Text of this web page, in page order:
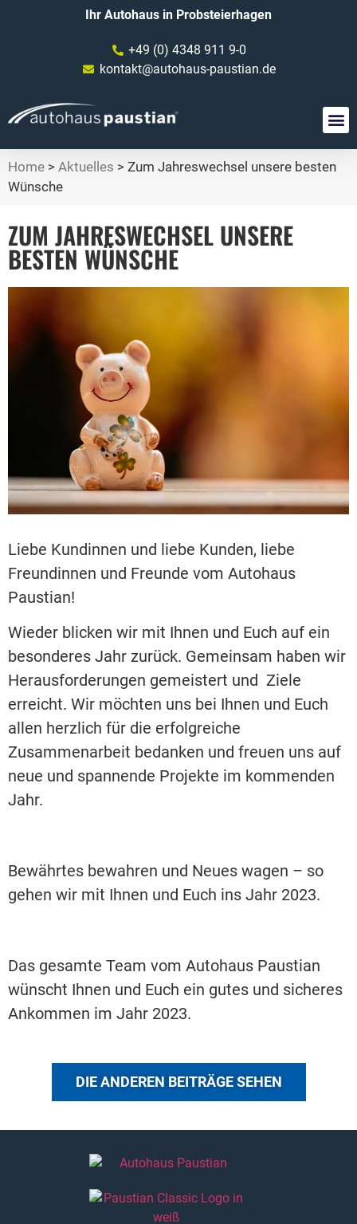
+49 (0) 4348 911 9-0
kontakt@autohaus-paustian.de
Ihr Autohaus in Probsteierhagen
Home > Aktuelles > Zum Jahreswechsel unsere besten
Wünsche
ZUM JAHRESWECHSEL UNSERE
BESTEN WÜNSCHE
Liebe Kundinnen und liebe Kunden, liebe
Freundinnen und Freunde vom Autohaus
Paustian!
Wieder blicken wir mit Ihnen und Euch auf ein
besonderes Jahr zurück. Gemeinsam haben wir
Herausforderungen gemeistert und Ziele
erreicht. Wir möchten uns bei Ihnen und Euch
allen herzlich für die erfolgreiche
Zusammenarbeit bedanken und freuen uns auf
neue und spannende Projekte im kommenden
Jahr.
Bewährtes bewahren und Neues wagen – so
gehen wir mit Ihnen und Euch ins Jahr 2023.
Das gesamte Team vom Autohaus Paustian
wünscht Ihnen und Euch ein gutes und sicheres
Ankommen im Jahr 2023.
DIE ANDEREN BEITRÄGE SEHEN